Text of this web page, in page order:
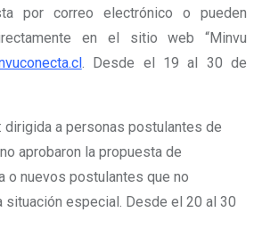
por correo electrónico o pueden
en el sitio web “Minvu
. Desde el 19 al 30 de
dirigida a personas postulantes de
aprobaron la propuesta de
o nuevos postulantes que no
situación especial. Desde el 20 al 30